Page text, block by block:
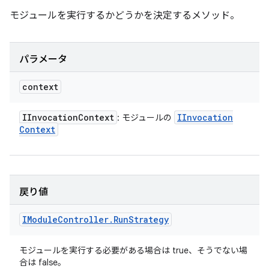
モジュールを実行するかどうかを決定するメソッド。
パラメータ
context
IInvocationContext : モジュールの
IInvocation
Context
戻り値
IModuleController. RunStrategy
モジュールを実行する必要がある場合は true、そうでない場
合は false。